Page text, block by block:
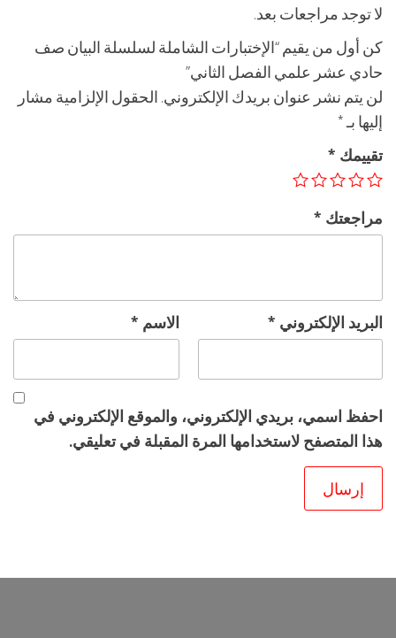
لا توجد مراجعات بعد.
كن أول من يقيم “الإختبارات الشاملة لسلسلة البيان صف
حادي عشر علمي الفصل الثاني”
لن يتم نشر عنوان بريدك الإلكتروني. الحقول الإلزامية مشار
إليها بـ*
تقييمك *
مراجعتك *
الاسم * البريد الإلكتروني *
احفظ اسمي، بريدي الإلكتروني، والموقع الإلكتروني في
هذا المتصفح لاستخدامها المرة المقبلة في تعليقي.